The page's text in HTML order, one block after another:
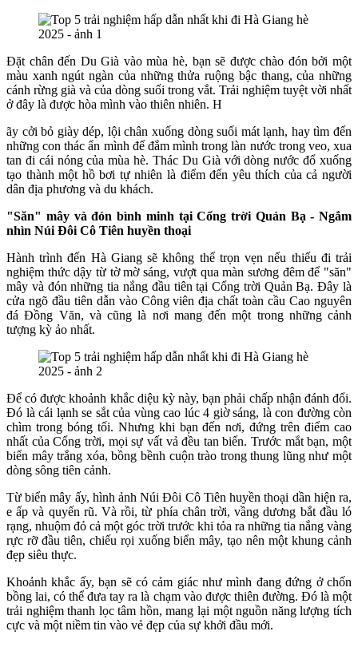
Đặt chân đến Du Già vào mùa hè, bạn sẽ được chào đón bởi một
màu xanh ngút ngàn của những thửa ruộng bậc thang, của những
cánh rừng già và của dòng suối trong vắt. Trải nghiệm tuyệt vời nhất
ở đây là được hòa mình vào thiên nhiên. H
ãy cởi bỏ giày dép, lội chân xuống dòng suối mát lạnh, hay tìm đến
những con thác ẩn mình để đắm mình trong làn nước trong veo, xua
tan đi cái nóng của mùa hè. Thác Du Già với dòng nước đổ xuống
tạo thành một hồ bơi tự nhiên là điểm đến yêu thích của cả người
dân địa phương và du khách.
"Săn" mây và đón bình minh tại Cổng trời Quản Bạ - Ngắm
nhìn Núi Đôi Cô Tiên huyền thoại
Hành trình đến Hà Giang sẽ không thể trọn vẹn nếu thiếu đi trải
nghiệm thức dậy từ tờ mờ sáng, vượt qua màn sương đêm để "săn"
mây và đón những tia nắng đầu tiên tại Cổng trời Quản Bạ. Đây là
cửa ngõ đầu tiên dẫn vào Công viên địa chất toàn cầu Cao nguyên
đá Đồng Văn, và cũng là nơi mang đến một trong những cảnh
tượng kỳ ảo nhất.
Để có được khoảnh khắc diệu kỳ này, bạn phải chấp nhận đánh đổi.
Đó là cái lạnh se sắt của vùng cao lúc 4 giờ sáng, là con đường còn
chìm trong bóng tối. Nhưng khi bạn đến nơi, đứng trên điểm cao
nhất của Cổng trời, mọi sự vất vả đều tan biến. Trước mắt bạn, một
biển mây trắng xóa, bồng bềnh cuộn trào trong thung lũng như một
dòng sông tiên cảnh.
Từ biển mây ấy, hình ảnh Núi Đôi Cô Tiên huyền thoại dần hiện ra,
e ấp và quyến rũ. Và rồi, từ phía chân trời, vầng dương bắt đầu ló
rạng, nhuộm đỏ cả một góc trời trước khi tỏa ra những tia nắng vàng
rực rỡ đầu tiên, chiếu rọi xuống biển mây, tạo nên một khung cảnh
đẹp siêu thực.
Khoảnh khắc ấy, bạn sẽ có cảm giác như mình đang đứng ở chốn
bồng lai, có thể đưa tay ra là chạm vào được thiên đường. Đó là một
trải nghiệm thanh lọc tâm hồn, mang lại một nguồn năng lượng tích
cực và một niềm tin vào vẻ đẹp của sự khởi đầu mới.